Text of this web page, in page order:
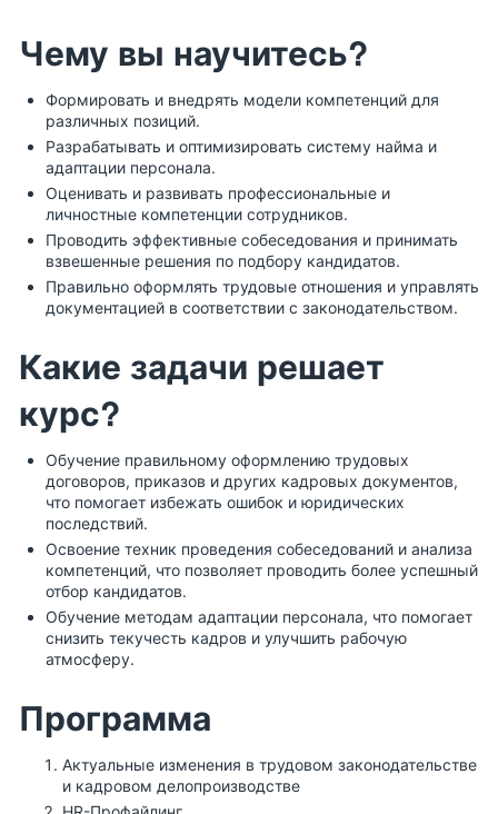
Чему вы научитесь?
Формировать и внедрять модели компетенций для
различных позиций.
Разрабатывать и оптимизировать систему найма и
адаптации персонала.
Оценивать и развивать профессиональные и
личностные компетенции сотрудников.
Проводить эффективные собеседования и принимать
взвешенные решения по подбору кандидатов.
Правильно оформлять трудовые отношения и управлять
документацией в соответствии с законодательством.
Какие задачи решает
курс?
Обучение правильному оформлению трудовых
договоров, приказов и других кадровых документов,
что помогает избежать ошибок и юридических
последствий.
Освоение техник проведения собеседований и анализа
компетенций, что позволяет проводить более успешный
отбор кандидатов.
Обучение методам адаптации персонала, что помогает
снизить текучесть кадров и улучшить рабочую
атмосферу.
Программа
Актуальные изменения в трудовом законодательстве
и кадровом делопроизводстве